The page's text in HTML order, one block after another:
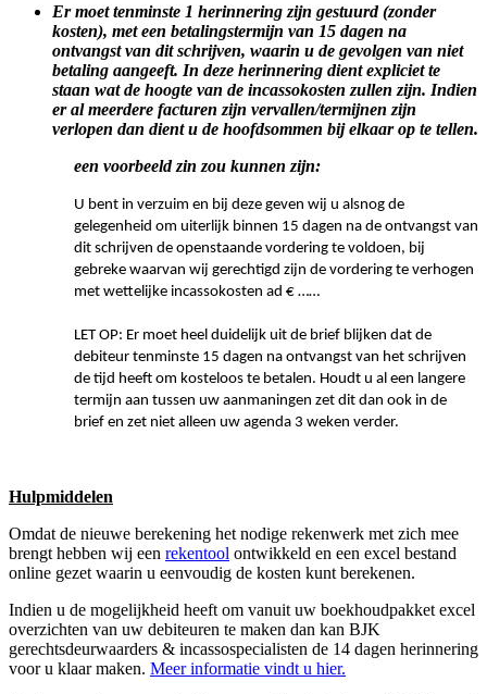
Er moet tenminste 1 herinnering zijn gestuurd (zonder
kosten), met een betalingstermijn van 15 dagen na
ontvangst van dit schrijven, waarin u de gevolgen van niet
betaling aangeeft. In deze herinnering dient expliciet te
staan wat de hoogte van de incassokosten zullen zijn. Indien
er al meerdere facturen zijn vervallen/termijnen zijn
verlopen dan dient u de hoofdsommen bij elkaar op te tellen.
een voorbeeld zin zou kunnen zijn:
U bent in verzuim en bij deze geven wij u alsnog de
gelegenheid om uiterlijk binnen 15 dagen na de ontvangst van
dit schrijven de openstaande vordering te voldoen, bij
gebreke waarvan wij gerechtigd zijn de vordering te verhogen
met wettelijke incassokosten ad € ……
LET OP: Er moet heel duidelijk uit de brief blijken dat de
debiteur tenminste 15 dagen na ontvangst van het schrijven
de tijd heeft om kosteloos te betalen. Houdt u al een langere
termijn aan tussen uw aanmaningen zet dit dan ook in de
brief en zet niet alleen uw agenda 3 weken verder.
Hulpmiddelen
Omdat de nieuwe berekening het nodige rekenwerk met zich mee
brengt hebben wij een rekentool ontwikkeld en een excel bestand
online gezet waarin u eenvoudig de kosten kunt berekenen.
Indien u de mogelijkheid heeft om vanuit uw boekhoudpakket excel
overzichten van uw debiteuren te maken dan kan BJK
gerechtsdeurwaarders & incassospecialisten de 14 dagen herinnering
voor u klaar maken. Meer informatie vindt u hier.